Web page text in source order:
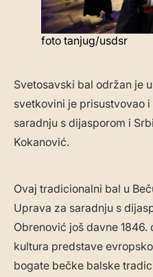
foto tanjug/usdsr
Svetosavski bal održan je
svetkovini je prisustvovao
saradnju s dijasporom i
Kokanović.
Ovaj tradicionalni bal u
Uprava za saradnju s
Obrenović još davne
kultura predstave
bogate bečke balske